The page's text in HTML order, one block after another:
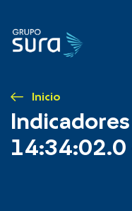
Inicio
14:34:02.0